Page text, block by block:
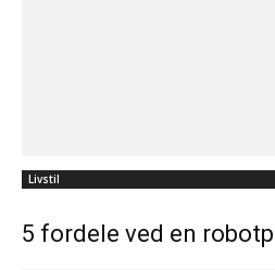
Livstil
5 fordele ved en